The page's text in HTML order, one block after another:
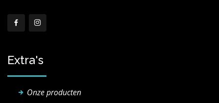
Extra's
Onze producten